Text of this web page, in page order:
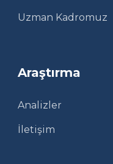
Uzman Kadromuz
Araştırma
Analizler
İletişim